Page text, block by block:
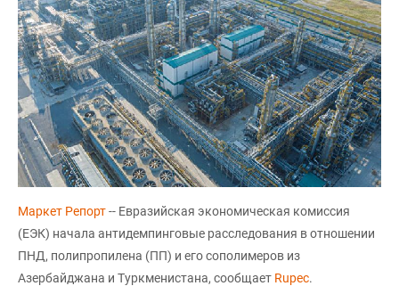
Маркет Репорт-- Евразийская экономическая комиссия
(ЕЭК) начала антидемпинговые расследования в отношении
ПНД, полипропилена (ПП) и его сополимеров из
Азербайджана и Туркменистана, сообщает Rupec.